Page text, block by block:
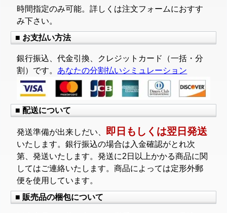
時間指定のみ可能。詳しくは注文フォームにおすす
み下さい。
■ お支払い方法
銀行振込、代金引換、クレジットカード（一括・分
割）です。 あなたの分割払いシミュレーション
■ 配送について
発送準備が出来しだい、 即日もしくは翌日発送
いたします。銀行振込の場合は入金確認がとれ次
第、発送いたします。発送に2日以上かかる商品に関
してはご連絡いたします。商品によっては定形外郵
便を使用しています。
■ 販売品の梱包について